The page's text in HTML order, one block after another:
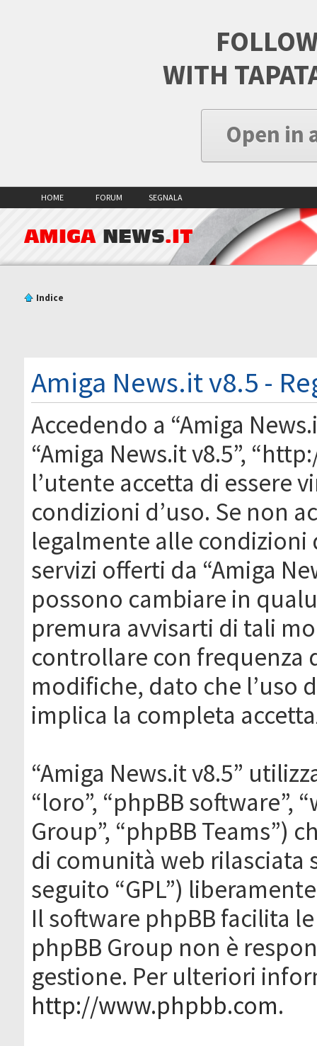
WITH
Open in
HOME FORUM SEGNALA
AMIGA NEWS.IT
Indice
Amiga News.it v8.5 -
Accedendo a “Amiga
“Amiga News.it v8.5”,
l’utente accetta di essere
condizioni d’uso. Se non
legalmente alle condizioni
servizi offerti da “Amiga
possono cambiare in
premura avvisarti di tali
controllare con frequenza
modifiche, dato che l’uso
implica la completa
“Amiga News.it v8.5”
“loro”, “phpBB software”,
Group”, “phpBB Teams”)
di comunità web rilasciata
seguito “GPL”)
Il software phpBB facilita
phpBB Group non è
gestione. Per ulteriori
http://www.phpbb.com.